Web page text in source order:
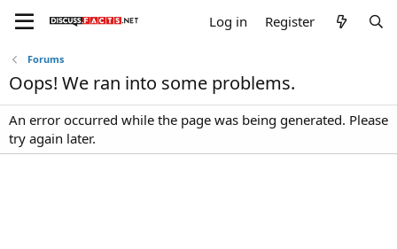
Log in Register
Forums
Oops! We ran into some problems.
An error occurred while the page was being generated. Please
try again later.